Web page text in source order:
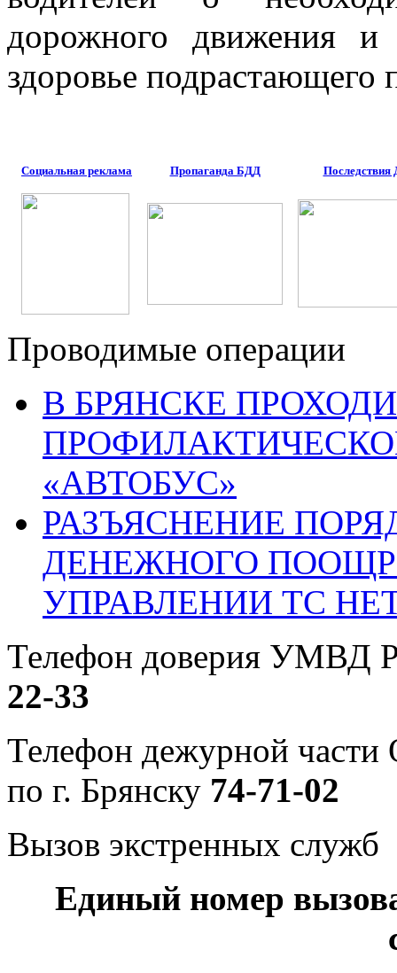
дорожного движения
здоровье подрастающего
Социальная реклама Пропаганда БДД
Проводимые операции
В БРЯНСКЕ
«АВТОБУС»
РАЗЪЯСНЕНИЕ
ДЕНЕЖНОГО
УПРАВЛЕНИИ ТС
Телефон доверия УМВД
22-33
Телефон дежурной
по г. Брянску 74-71-02
Вызов экстренных служб
Единый номер